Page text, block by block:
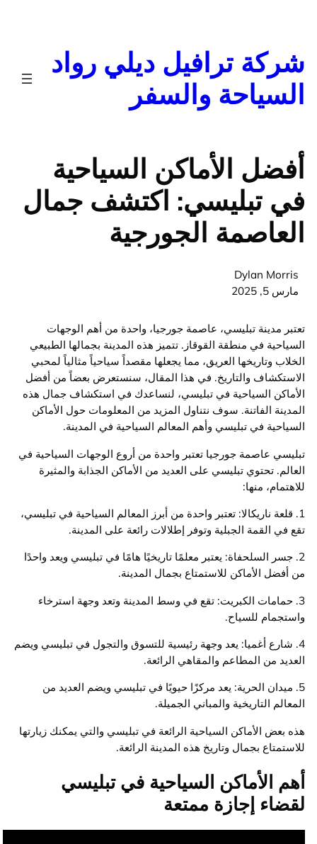
شركة ترافيل ديلي رواد
السياحة والسفر
أفضل الأماكن السياحية
في تبليسي: اكتشف جمال
العاصمة الجورجية
Dylan Morris
مارس 5, 2025
تعتبر مدينة تبليسي، عاصمة جورجيا، واحدة من أهم الوجهات
السياحية في منطقة القوقاز. تتميز هذه المدينة بجمالها الطبيعي
الخلاب وتاريخها العريق، مما يجعلها مقصداً سياحياً مثالياً لمحبي
الاستكشاف والتاريخ. في هذا المقال، سنستعرض بعضاً من أفضل
الأماكن السياحية في تبليسي، لنساعدك في استكشاف جمال هذه
المدينة الفاتنة. سوف نتناول المزيد من المعلومات حول الأماكن
السياحية في تبليسي وأهم المعالم السياحية في المدينة.
تبليسي عاصمة جورجيا تعتبر واحدة من أروع الوجهات السياحية في
العالم. تحتوي تبليسي على العديد من الأماكن الجذابة والمثيرة
للاهتمام، منها:
1. قلعة ناريكالا: تعتبر واحدة من أبرز المعالم السياحية في تبليسي،
تقع في القمة الجبلية وتوفر إطلالات رائعة على المدينة.
2. جسر السلحفاة: يعتبر معلمًا تاريخيًا هامًا في تبليسي ويعد واحدًا
من أفضل الأماكن للاستمتاع بجمال المدينة.
3. حمامات الكبريت: تقع في وسط المدينة وتعد وجهة استرخاء
واستجمام للسياح.
4. شارع أغميا: يعد وجهة رئيسية للتسوق والتجول في تبليسي ويضم
العديد من المطاعم والمقاهي الرائعة.
5. ميدان الحرية: يعد مركزًا حيويًا في تبليسي ويضم العديد من
المعالم التاريخية والمباني الجميلة.
هذه بعض الأماكن السياحية الرائعة في تبليسي والتي يمكنك زيارتها
للاستمتاع بجمال وتاريخ هذه المدينة الرائعة.
أهم الأماكن السياحية في تبليسي
لقضاء إجازة ممتعة